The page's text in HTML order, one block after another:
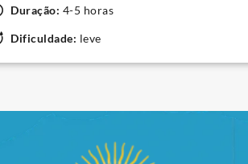
Duração: 4-5 horas
Dificuldade: leve